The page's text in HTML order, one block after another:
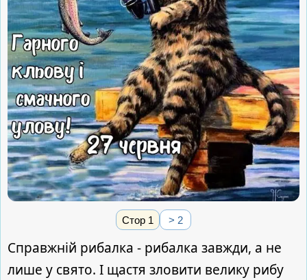
Стор 1 > 2
Справжній рибалка - рибалка завжди, а не
лише у свято. І щастя зловити велику рибу